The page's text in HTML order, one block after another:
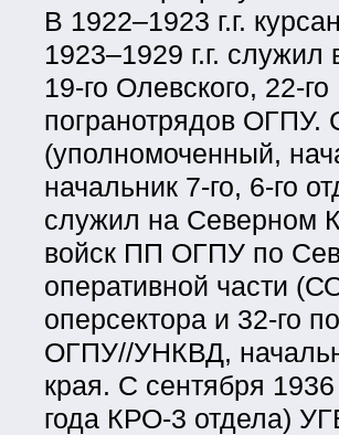
В 1922–1923 г.г.
1923–1929 г.г.
19-го Олевского, 22-
погранотрядов ОГПУ.
(уполномоченный,
начальник 7-го, 6-го
служил на Северном
войск ПП ОГПУ по
оперативной части
оперсектора и 32-го
ОГПУ//УНКВД,
края. С сентября
года КРО-3 отдела)